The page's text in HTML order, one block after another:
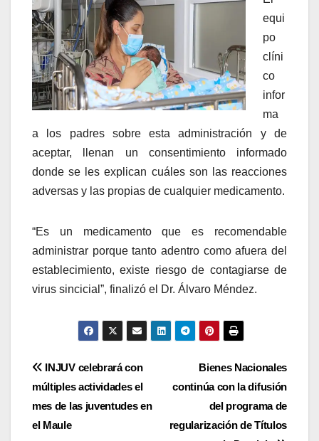
equi
po
clíni
co
infor
ma
a los padres sobre esta administración y de
aceptar, llenan un consentimiento informado
donde se les explican cuáles son las reacciones
adversas y las propias de cualquier medicamento.
“Es un medicamento que es recomendable
administrar porque tanto adentro como afuera del
establecimiento, existe riesgo de contagiarse de
virus sincicial”, finalizó el Dr. Álvaro Méndez.
Navegación
de
entradas
Bienes Nacionales
continúa con la difusión
del programa de
regularización de Títulos
INJUV celebrará con
múltiples actividades el
mes de las juventudes en
el Maule